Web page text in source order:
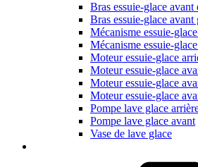
Bras essuie-glace avant
Bras essuie-glace avant
Mécanisme essuie-
Mécanisme essuie-
Moteur essuie-glace
Moteur essuie-glace
Moteur essuie-glace
Moteur essuie-glace
Pompe lave glace
Pompe lave glace avant
Vase de lave glace